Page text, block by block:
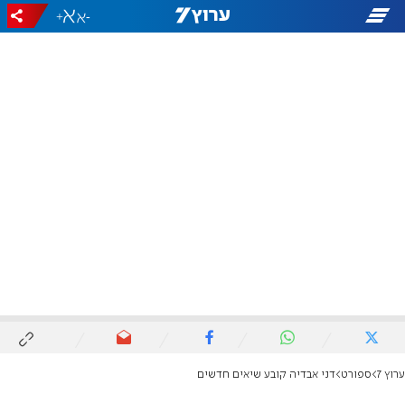
-
+
ערוץ 7 ספורט דני אבדיה קובע שיאים חדשים